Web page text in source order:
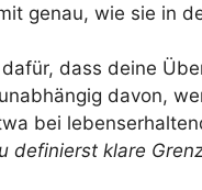
genau, wie sie in
dass deine
davon,
bei
definierst klare